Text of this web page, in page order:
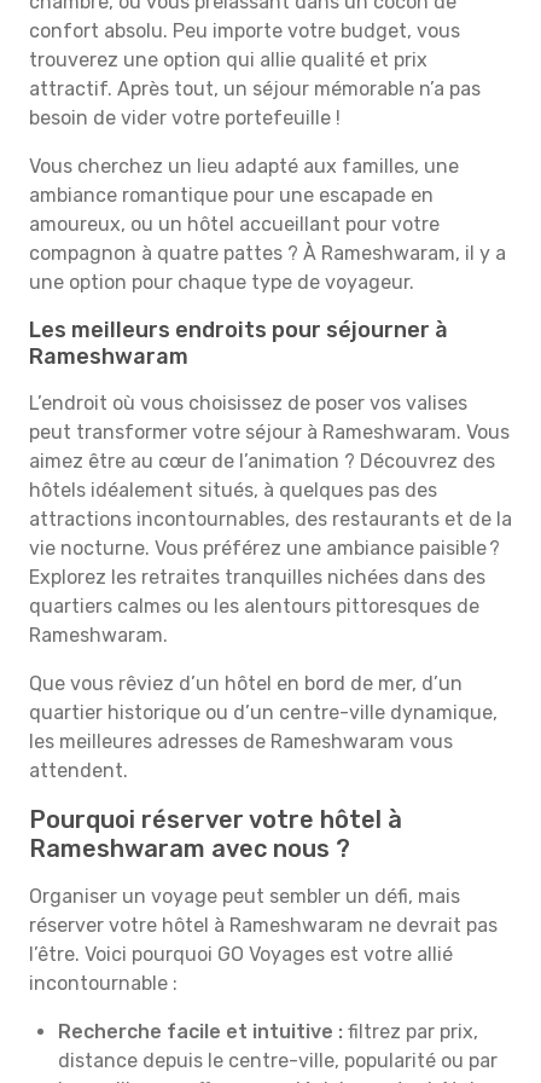
confort absolu. Peu importe votre budget, vous
trouverez une option qui allie qualité et prix
attractif. Après tout, un séjour mémorable n’a pas
besoin de vider votre portefeuille !
Vous cherchez un lieu adapté aux familles, une
ambiance romantique pour une escapade en
amoureux, ou un hôtel accueillant pour votre
compagnon à quatre pattes ? À Rameshwaram, il y a
une option pour chaque type de voyageur.
Les meilleurs endroits pour séjourner à
Rameshwaram
L’endroit où vous choisissez de poser vos valises
peut transformer votre séjour à Rameshwaram. Vous
aimez être au cœur de l’animation ? Découvrez des
hôtels idéalement situés, à quelques pas des
attractions incontournables, des restaurants et de la
vie nocturne. Vous préférez une ambiance paisible ?
Explorez les retraites tranquilles nichées dans des
quartiers calmes ou les alentours pittoresques de
Rameshwaram.
Que vous rêviez d’un hôtel en bord de mer, d’un
quartier historique ou d’un centre-ville dynamique,
les meilleures adresses de Rameshwaram vous
attendent.
Pourquoi réserver votre hôtel à
Rameshwaram avec nous ?
Organiser un voyage peut sembler un défi, mais
réserver votre hôtel à Rameshwaram ne devrait pas
l’être. Voici pourquoi GO Voyages est votre allié
incontournable :
Recherche facile et intuitive : filtrez par prix,
distance depuis le centre-ville, popularité ou par